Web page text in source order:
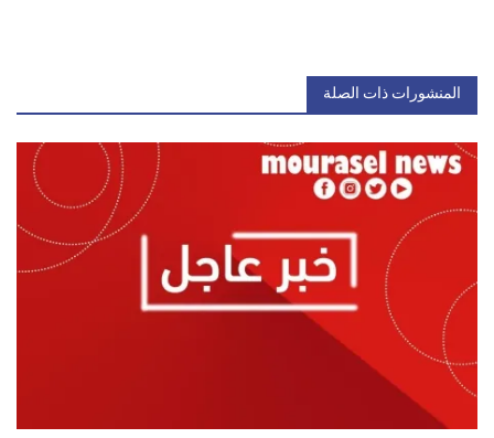
المنشورات ذات الصلة